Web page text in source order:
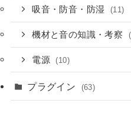
吸音・防音・防湿 (11)
機材と音の知識・考察
電源 (10)
プラグイン (63)